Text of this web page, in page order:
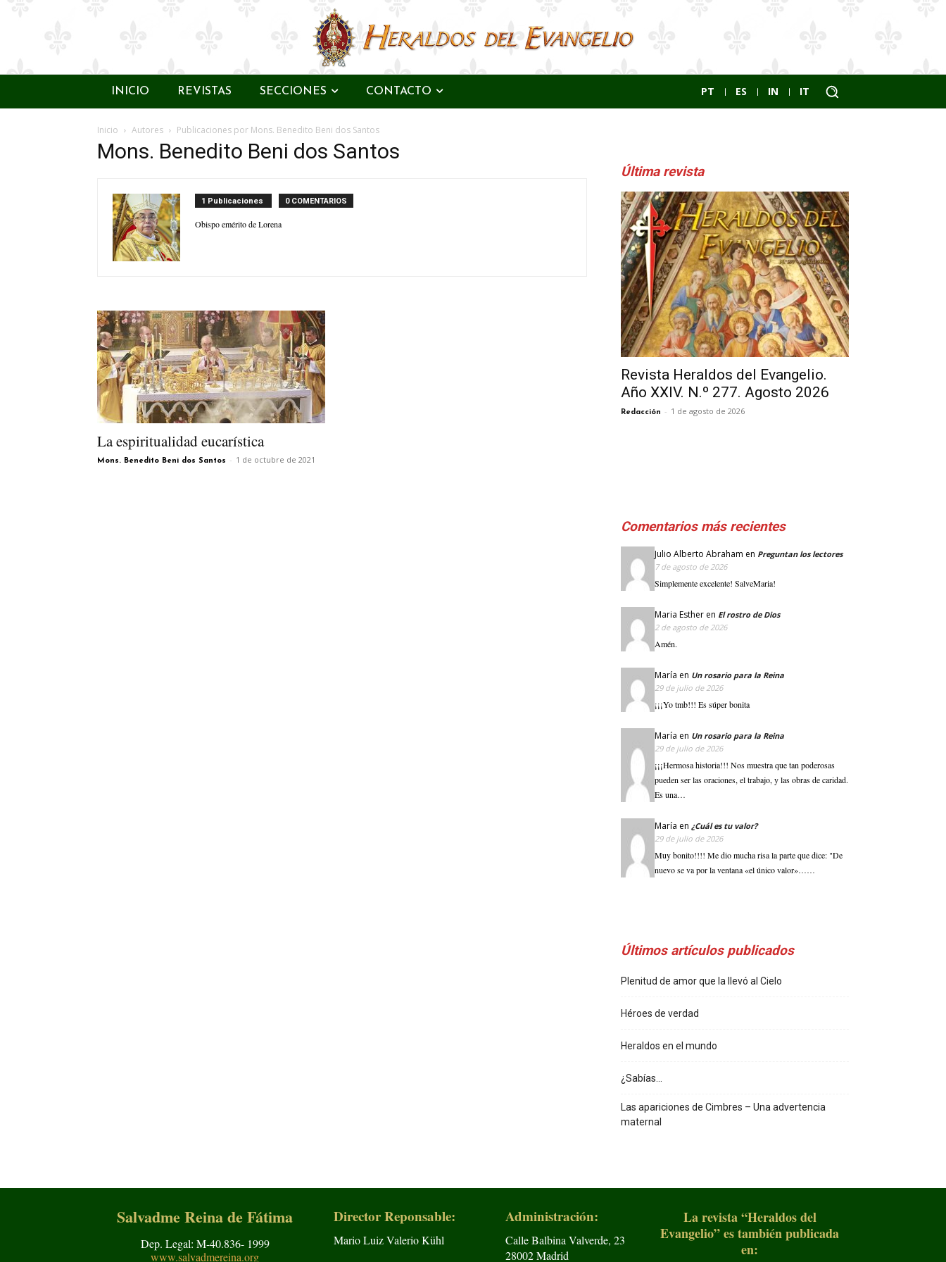
INICIO REVISTAS SECCIONES CONTACTO PT ES IN IT
Inicio Autores Publicaciones por Mons. Benedito Beni dos Santos
Mons. Benedito Beni dos Santos
1 Publicaciones 0 COMENTARIOS
Obispo emérito de Lorena
La espiritualidad eucarística
Mons. Benedito Beni dos Santos - 1 de octubre de 2021
Última revista
Revista Heraldos del Evangelio.
Año XXIV. N.º 277. Agosto 2026
Redacción - 1 de agosto de 2026
Comentarios más recientes
Julio Alberto Abraham en Preguntan los lectores
7 de agosto de 2026
Simplemente excelente! SalveMaria!
Maria Esther en El rostro de Dios
2 de agosto de 2026
Amén.
María en Un rosario para la Reina
29 de julio de 2026
¡¡¡Yo tmb!!! Es súper bonita
María en Un rosario para la Reina
29 de julio de 2026
¡¡¡Hermosa historia!!! Nos muestra que tan poderosas
pueden ser las oraciones, el trabajo, y las obras de caridad.
Es una…
María en ¿Cuál es tu valor?
29 de julio de 2026
Muy bonito!!!! Me dio mucha risa la parte que dice: "De
nuevo se va por la ventana «el único valor»……
Últimos artículos publicados
Plenitud de amor que la llevó al Cielo
Héroes de verdad
Heraldos en el mundo
¿Sabías…
Las apariciones de Cimbres – Una advertencia
maternal
Salvadme Reina de Fátima
Dep. Legal: M-40.836- 1999
www.salvadmereina.org
Director Reponsable:
Mario Luiz Valerio Kühl
Administración:
Calle Balbina Valverde, 23
28002 Madrid
La revista “Heraldos del
Evangelio” es también publicada
en: